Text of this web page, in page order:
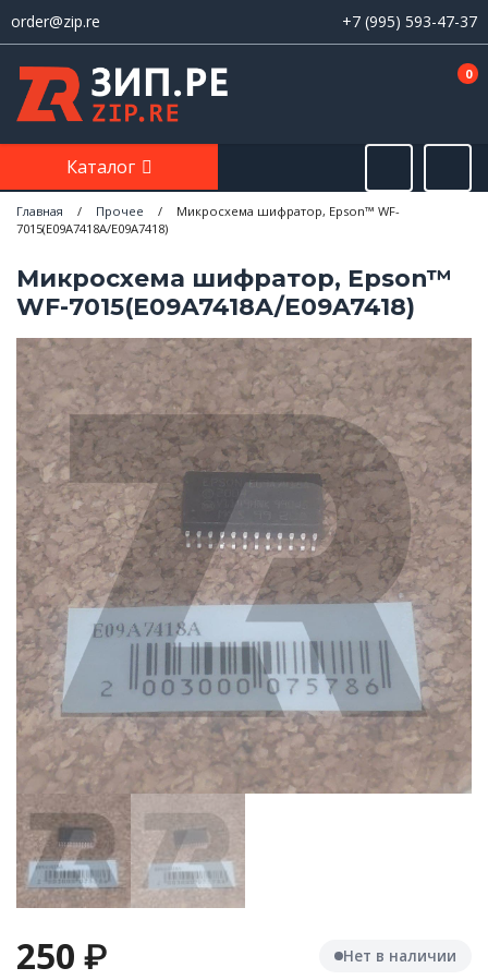
order@zip.re +7 (995) 593-47-37
0
Каталог
Главная / Прочее /
Микросхема шифратор, Epson™ WF-
7015(E09A7418A/E09A7418)
Микросхема шифратор, Epson™
WF-7015(E09A7418A/E09A7418)
250 ₽ Нет в наличии